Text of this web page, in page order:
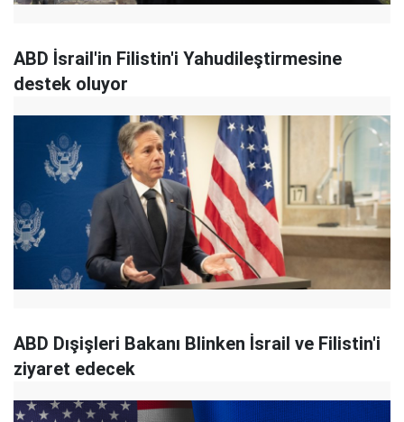
ABD İsrail'in Filistin'i Yahudileştirmesine
destek oluyor
ABD Dışişleri Bakanı Blinken İsrail ve Filistin'i
ziyaret edecek